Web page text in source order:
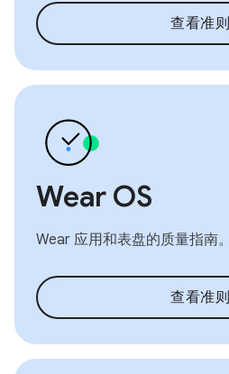
查看准则
Wear OS
Wear 应用和表盘的质量指南。
查看准则